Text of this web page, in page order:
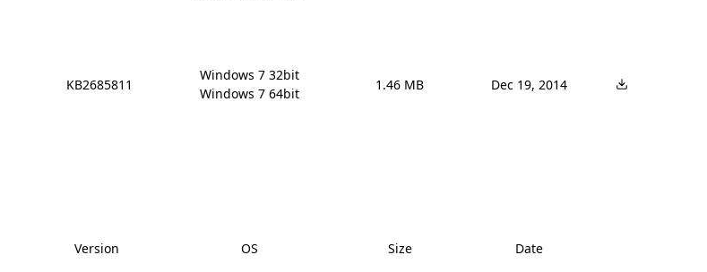
KB2685811
Windows 7 32bit
Windows 7 64bit
1.46 MB Dec 19, 2014
Version OS Size Date